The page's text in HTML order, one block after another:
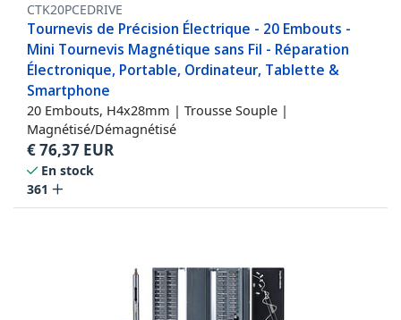
CTK20PCEDRIVE
Tournevis de Précision Électrique - 20 Embouts -
Mini Tournevis Magnétique sans Fil - Réparation
Électronique, Portable, Ordinateur, Tablette &
Smartphone
20 Embouts, H4x28mm | Trousse Souple |
Magnétisé/Démagnétisé
€76,37 EUR
En stock
361